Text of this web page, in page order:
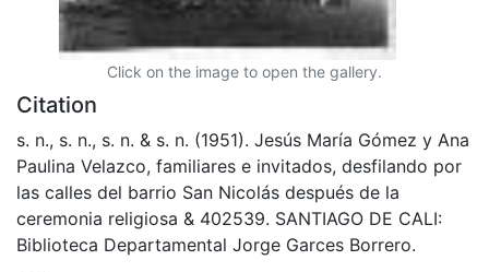
Click on the image to open the gallery.
Citation
s. n., s. n., s. n. & s. n. (1951). Jesús María Gómez y Ana
Paulina Velazco, familiares e invitados, desfilando por
las calles del barrio San Nicolás después de la
ceremonia religiosa & 402539. SANTIAGO DE CALI:
Biblioteca Departamental Jorge Garces Borrero.